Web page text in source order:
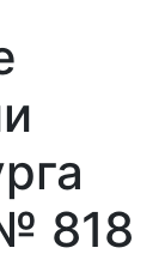
818